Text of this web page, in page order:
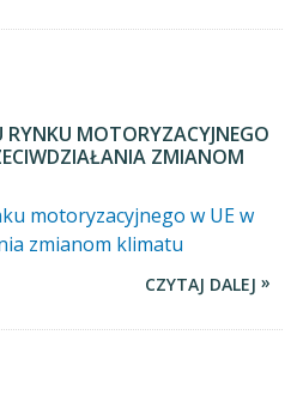
RYNKU MOTORYZACYJNEGO
ZMIANOM
motoryzacyjnego w UE w
zmianom klimatu
CZYTAJ DALEJ